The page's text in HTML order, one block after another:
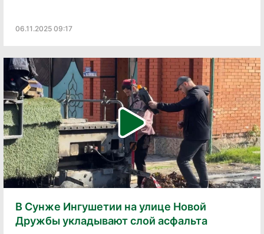
06.11.2025 09:17
В Сунже Ингушетии на улице Новой
Дружбы укладывают слой асфальта